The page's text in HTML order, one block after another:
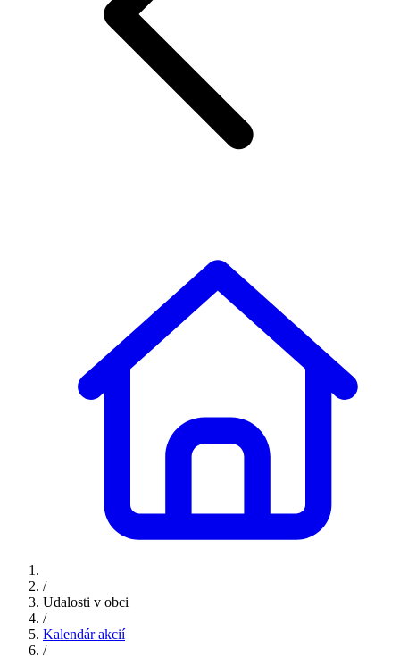
/
Udalosti v obci
/
Kalendár akcií
/